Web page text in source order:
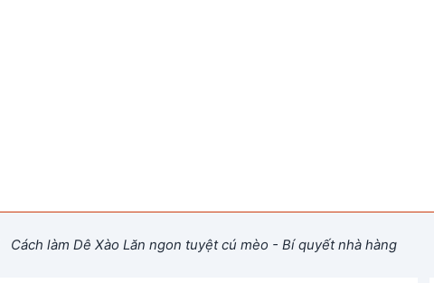
Cách làm Dê Xào Lăn ngon tuyệt cú mèo - Bí quyết nhà hàng